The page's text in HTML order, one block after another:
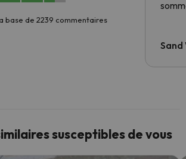
base de 2239 commentaires
Sand
susceptibles de vous